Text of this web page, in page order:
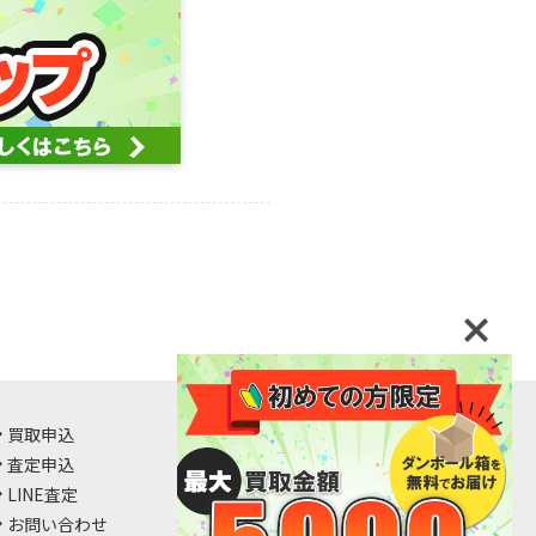
買取申込
査定申込
LINE査定
お問い合わせ